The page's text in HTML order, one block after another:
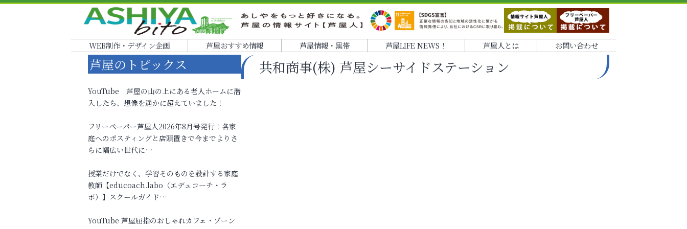
WEB制作・デザイン企画 芦屋おすすめ情報 芦屋情報・黒帯 芦屋LIFE NEWS！ 芦屋人とは お問い合わせ
共和商事(株) 芦屋シーサイドステーション
芦屋のトピックス
YouTube 芦屋の山の上にある老人ホームに潜
入したら、想像を遥かに超えていました！
フリーペーパー芦屋人2026年8月号発行！各家
庭へのポスティングと店頭置きで今までよりさ
らに幅広い世代に…
授業だけでなく、学習そのものを設計する家庭
教師【educoach.labo（エデュコーチ・ラ
ボ）】スクールガイド…
YouTube 芦屋屈指のおしゃれカフェ・ゾーン